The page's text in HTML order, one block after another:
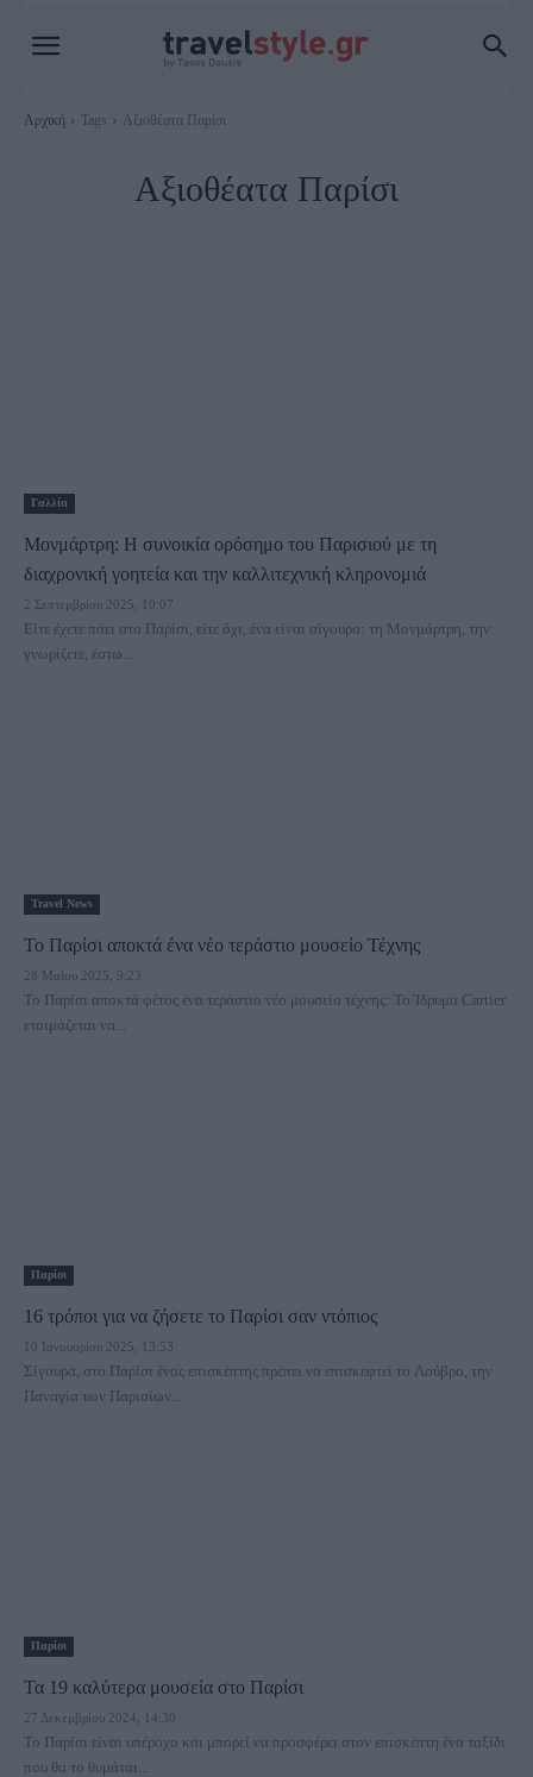
Αρχική Tags Αξιοθέατα Παρίσι
Αξιοθέατα Παρίσι
Γαλλία
Μονμάρτρη: H συνοικία ορόσημο του Παρισιού με τη
διαχρονική γοητεία και την καλλιτεχνική κληρονομιά
2 Σεπτεμβρίου 2025, 10:07
Είτε έχετε πάει στο Παρίσι, είτε όχι, ένα είναι σίγουρο: τη Μονμάρτρη, την
γνωρίζετε, έστω...
Travel News
Το Παρίσι αποκτά ένα νέο τεράστιο μουσείο Τέχνης
28 Μαΐου 2025, 9:23
Το Παρίσι αποκτά φέτος ένα τεράστιο νέο μουσείο τέχνης: Το Ίδρυμα Cartier
ετοιμάζεται να...
Παρίσι
16 τρόποι για να ζήσετε το Παρίσι σαν ντόπιος
10 Ιανουαρίου 2025, 13:53
Σίγουρα, στο Παρίσι ένας επισκέπτης πρέπει να επισκεφτεί το Λούβρο, την
Παναγία των Παρισίων...
Παρίσι
Τα 19 καλύτερα μουσεία στο Παρίσι
27 Δεκεμβρίου 2024, 14:30
Το Παρίσι είναι υπέροχο και μπορεί να προσφέρει στον επισκέπτη ένα ταξίδι
που θα το θυμάται...